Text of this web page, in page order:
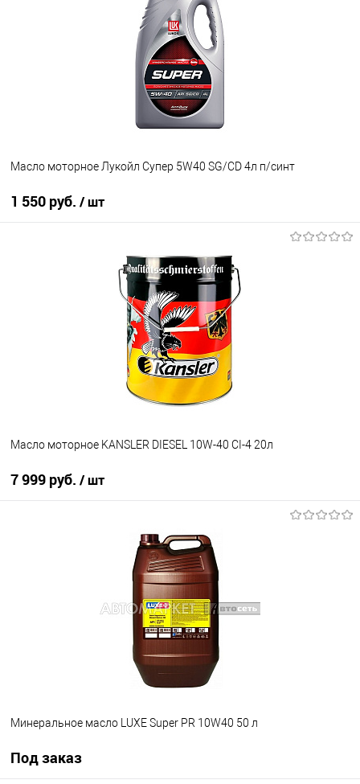
Под заказ
Масло моторное Лукойл Супер 5W40 SG/CD 4л п/синт
1 550 руб. / шт
В наличии
Масло моторное KANSLER DIESEL 10W-40 CI-4 20л
7 999 руб. / шт
В наличии
Минеральное масло LUXE Super PR 10W40 50 л
Под заказ